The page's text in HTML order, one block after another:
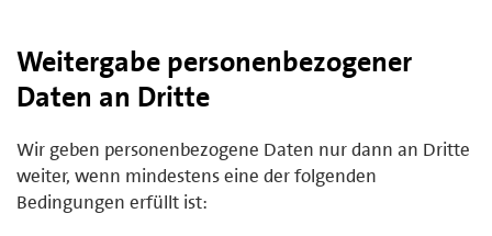
Weitergabe personenbezogener
Daten an Dritte
Wir geben personenbezogene Daten nur dann an Dritte
weiter, wenn mindestens eine der folgenden
Bedingungen erfüllt ist: